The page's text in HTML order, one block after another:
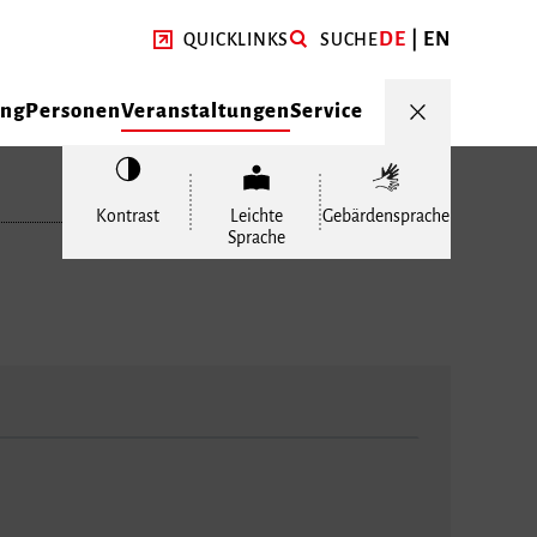
QUICKLINKS SUCHEDE EN
PersonenVeranstaltungenService
Kontrast
Leichte
Sprache
Gebärdensprache